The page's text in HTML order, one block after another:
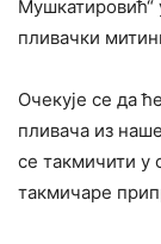
Мушкатировић“
пливачки
Очекује се да
пливача из
се такмичити у
такмичаре